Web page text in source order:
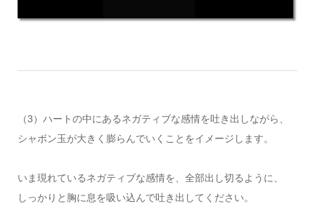
（3）ハートの中にあるネガティブな感情を吐き出しながら、
シャボン玉が大きく膨らんでいくことをイメージします。
いま現れているネガティブな感情を、全部出し切るように、
しっかりと胸に息を吸い込んで吐き出してください。